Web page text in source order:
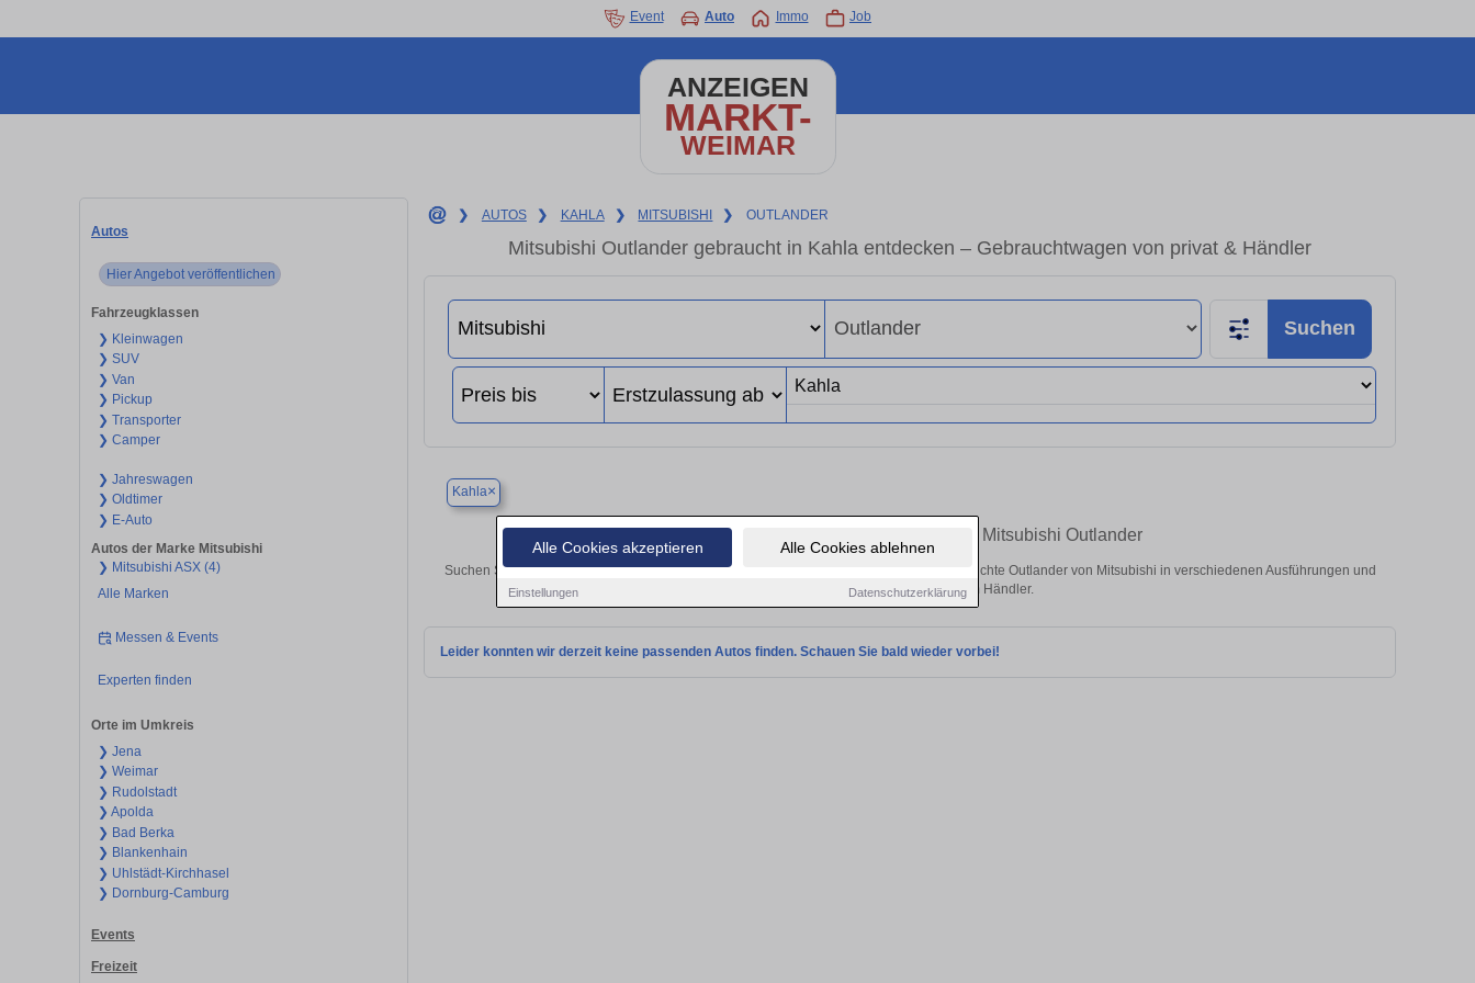
Alle Cookies akzeptieren Alle Cookies ablehnen
Einstellungen Datenschutzerklärung
Event Auto Immo Job
ANZEIGEN
MARKT-
WEIMAR
Autos
Hier Angebot veröffentlichen
Fahrzeugklassen
❯ Kleinwagen
❯ SUV
❯ Van
❯ Pickup
❯ Transporter
❯ Camper
❯ Jahreswagen
❯ Oldtimer
❯ E-Auto
Autos der Marke Mitsubishi
❯ Mitsubishi ASX (4)
Alle Marken
Messen & Events
Experten finden
Orte im Umkreis
❯ Jena
❯ Weimar
❯ Rudolstadt
❯ Apolda
❯ Bad Berka
❯ Blankenhain
❯ Uhlstädt-Kirchhasel
❯ Dornburg-Camburg
Events
Freizeit
❯ AUTOS ❯ KAHLA ❯ MITSUBISHI ❯ OUTLANDER
Mitsubishi Outlander gebraucht in Kahla entdecken – Gebrauchtwagen von privat & Händler
Suchen
Kahla×
Finden Sie in Kahla Ihren gebrauchten Mitsubishi Outlander
Suchen Sie in Kahla einen Mitsubishi Outlander Gebrauchtwagen? Entdecken Sie gebrauchte Outlander von Mitsubishi in verschiedenen Ausführungen und
Preisklassen von privat und vom Händler.
Leider konnten wir derzeit keine passenden Autos finden. Schauen Sie bald wieder vorbei!